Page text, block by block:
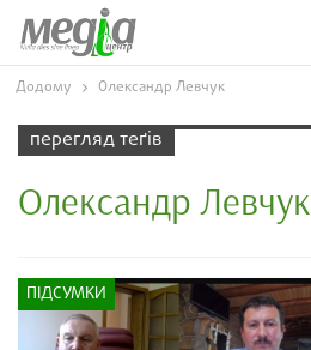
Додому Олександр Левчук
перегляд теґів
Олександр Левчук
ПІДСУМКИ